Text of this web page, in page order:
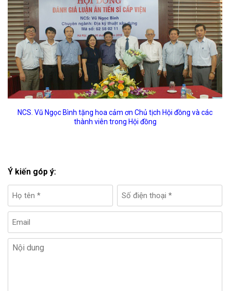
NCS. Vũ Ngọc Bình tặng hoa cảm ơn Chủ tịch Hội đồng và các
thành viên trong Hội đồng
Ý kiến góp ý: